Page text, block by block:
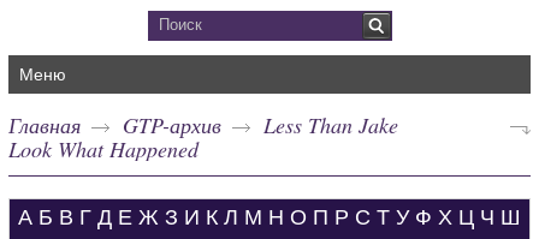
Меню
Главная GTP-архив
Less Than Jake
Look What Happened
А Б В Г Д Е Ж З И К Л М Н О П Р С Т У Ф Х Ц Ч Ш